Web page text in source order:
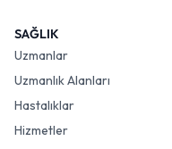
SAĞLIK
Uzmanlar
Uzmanlık Alanları
Hastalıklar
Hizmetler